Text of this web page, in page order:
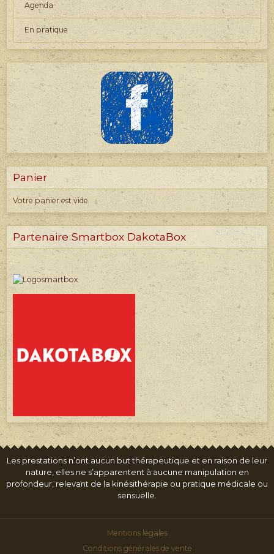
Agenda
En pratique
Panier
Votre panier est vide
Partenaire Smartbox DakotaBox
Les prestations n’ont aucun but thérapeutique et en raison de leur
nature, elles ne s’apparentent à aucune manipulation en
profondeur, relevant de la kinésithérapie ou pratique médicale ou
sensuelle.
Mentions légales
Conditions générales de vente